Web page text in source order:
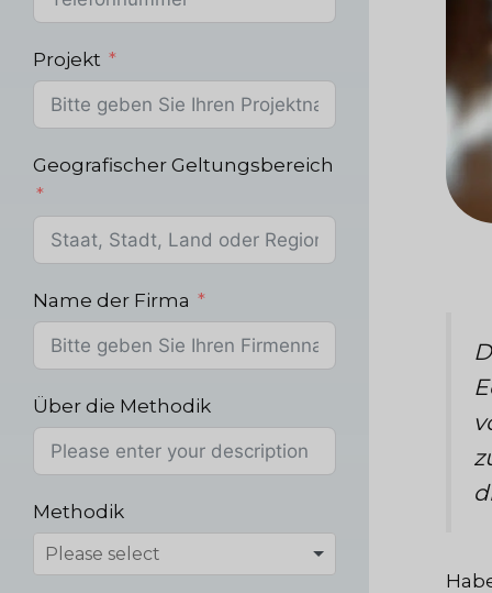
Projekt
Geografischer Geltungsbereich
Name der Firma
Über die Methodik
Methodik